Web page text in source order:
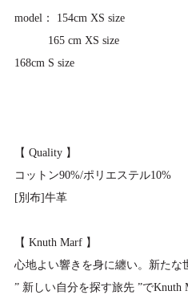
model： 154cm XS size
165 cm XS size
168cm S size
【 Quality 】
コットン90%/ポリエステル10%
[別布]牛革
【 Knuth Marf 】
心地よい響きを身に纏い。新たな
” 新しい自分を探す旅先 ”でKnuth